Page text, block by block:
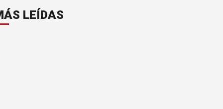
LEÍDAS